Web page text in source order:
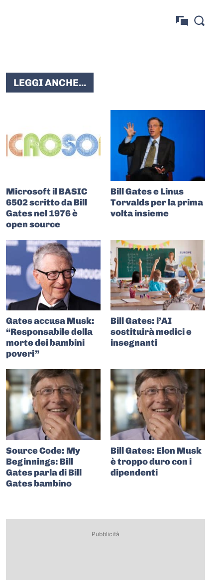
LEGGI ANCHE...
Microsoft il BASIC
6502 scritto da Bill
Gates nel 1976 è
open source
Bill Gates e Linus
Torvalds per la prima
volta insieme
Gates accusa Musk:
“Responsabile della
morte dei bambini
poveri”
Bill Gates: l’AI
sostituirà medici e
insegnanti
Source Code: My
Beginnings: Bill
Gates parla di Bill
Gates bambino
Bill Gates: Elon Musk
è troppo duro con i
dipendenti
Pubblicità